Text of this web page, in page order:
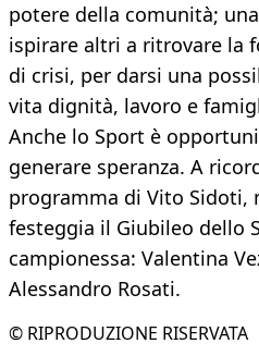
potere della comunità;
ispirare altri a ritrovare la
di crisi, per darsi una
vita dignità, lavoro e
Anche lo Sport è
generare speranza. A
programma di Vito Sidoti,
festeggia il Giubileo dello
campionessa: Valentina
Alessandro Rosati.
© RIPRODUZIONE RISERVATA